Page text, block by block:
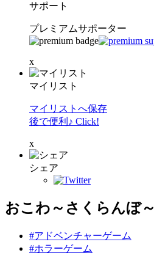
サポート
プレミアムサポーター
x
マイリスト
マイリストへ保存
後で便利♪ Click!
x
シェア
おこわ～さくらんぼ～
#アドベンチャーゲーム
#ホラーゲーム